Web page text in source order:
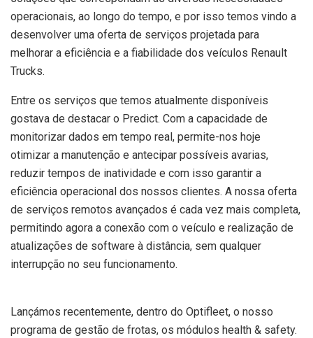
operacionais, ao longo do tempo, e por isso temos vindo a
desenvolver uma oferta de serviços projetada para
melhorar a eficiência e a fiabilidade dos veículos Renault
Trucks.
Entre os serviços que temos atualmente disponíveis
gostava de destacar o Predict. Com a capacidade de
monitorizar dados em tempo real, permite-nos hoje
otimizar a manutenção e antecipar possíveis avarias,
reduzir tempos de inatividade e com isso garantir a
eficiência operacional dos nossos clientes. A nossa oferta
de serviços remotos avançados é cada vez mais completa,
permitindo agora a conexão com o veículo e realização de
atualizações de software à distância, sem qualquer
interrupção no seu funcionamento.
Lançámos recentemente, dentro do Optifleet, o nosso
programa de gestão de frotas, os módulos health & safety.